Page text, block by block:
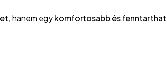
hanem egykomfortosabb és